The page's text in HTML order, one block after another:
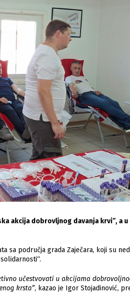
akcija dobrovljnog davanja krvi”, a
sa područja grada Zaječara, koji su
učestvovati u akcijama
krsta”, kazao je Igor Stojadinović,